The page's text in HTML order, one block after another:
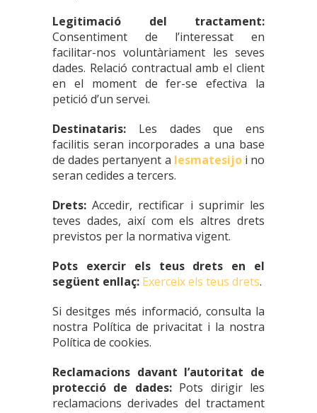
Legitimació del tractament:
Consentiment de l’interessat en
facilitar-nos voluntàriament les seves
dades. Relació contractual amb el client
en el moment de fer-se efectiva la
petició d’un servei.
Destinataris: Les dades que ens
facilitis seran incorporades a una base
de dades pertanyent a lesmatesijoi no
seran cedides a tercers.
Drets: Accedir, rectificar i suprimir les
teves dades, així com els altres drets
previstos per la normativa vigent.
Pots exercir els teus drets en el
següent enllaç: Exerceix els teus drets.
Si desitges més informació, consulta la
nostra Política de privacitat i la nostra
Política de cookies.
Reclamacions davant l’autoritat de
protecció de dades:Pots dirigir les
reclamacions derivades del tractament